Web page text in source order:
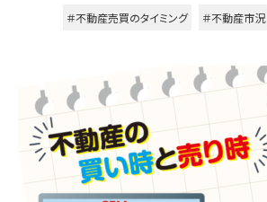
＃不動産売買のタイミング ＃不動産市況